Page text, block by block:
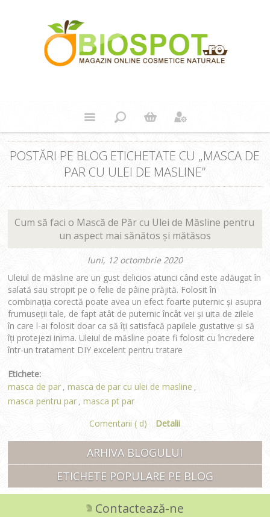
POSTĂRI PE BLOG ETICHETATE CU „MASCA DE
PAR CU ULEI DE MASLINE”
Cum să faci o Mască de Păr cu Ulei de Măsline pentru
un aspect mai sănătos și mătăsos
luni, 12 octombrie 2020
Uleiul de măsline are un gust delicios atunci când este adăugat în
salată sau stropit pe o felie de pâine prăjită. Folosit în
combinația corectă poate avea un efect foarte puternic și asupra
frumuseții tale, de fapt atât de puternic încât vei și uita de zilele
în care l-ai folosit doar ca să îți satisfacă papilele gustative și să
îți protejezi inima. Uleiul de măsline poate fi folosit cu încredere
într-un tratament DIY excelent pentru tratare
Etichete:
masca de par , masca de par cu ulei de masline ,
masca pentru par , masca pt par
Comentarii ( d)
Detalii
ARHIVA BLOGULUI
ETICHETE POPULARE PE BLOG
Contactează-ne